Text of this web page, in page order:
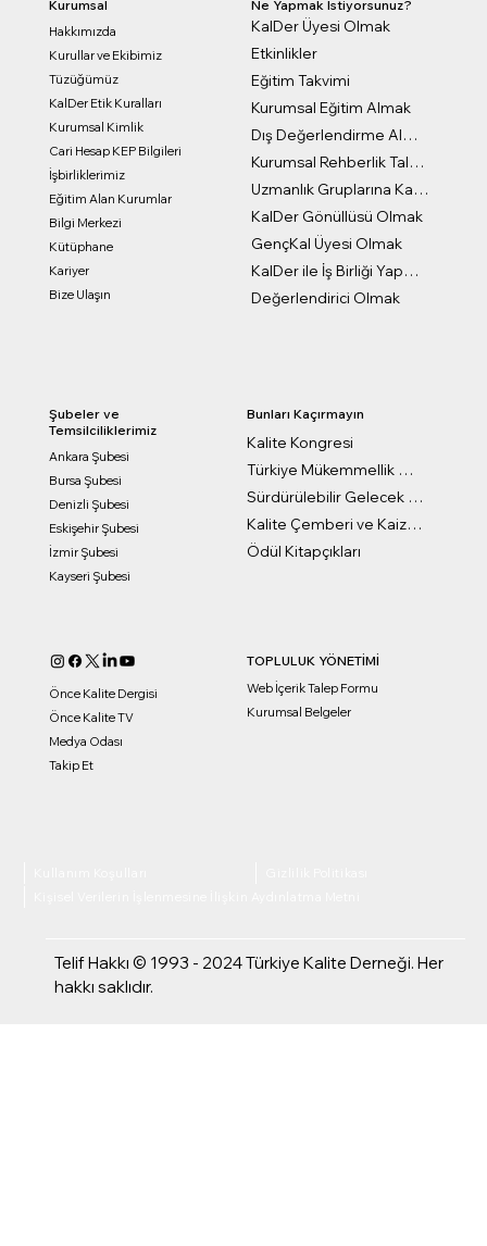
Telif Hakkı © 1993 - 2024 Türkiye Kalite Derneği. Her
hakkı saklıdır.
Kurumsal
Hakkımızda
Kurullar ve Ekibimiz
Tüzüğümüz
KalDer Etik Kuralları
Kurumsal Kimlik
Cari Hesap KEP Bilgileri
İşbirliklerimiz
Eğitim Alan Kurumlar
Bilgi Merkezi
Kütüphane
Kariyer
Bize Ulaşın
Bunları Kaçırmayın
Kalite Kongresi
Türkiye Mükemmellik Ödülleri
Sürdürülebilir Gelecek Ödülleri
Kalite Çemberi ve Kaizen Ödülleri
Ödül Kitapçıkları
Şubeler ve
Temsilciliklerimiz
Ankara Şubesi
Bursa Şubesi
Denizli Şubesi
Eskişehir Şubesi
İzmir Şubesi
Kayseri Şubesi
TOPLULUK YÖNETİMİ
Web İçerik Talep Formu
Kurumsal Belgeler
Önce Kalite Dergisi
Önce Kalite TV
Medya Odası
Takip Et
Ne Yapmak İstiyorsunuz?
KalDer Üyesi Olmak
Etkinlikler
Eğitim Takvimi
Kurumsal Eğitim Almak
Dış Değerlendirme Almak
Kurumsal Rehberlik Talep Formu
Uzmanlık Gruplarına Katılmak
KalDer Gönüllüsü Olmak
GençKal Üyesi Olmak
KalDer ile İş Birliği Yapmak
Değerlendirici Olmak